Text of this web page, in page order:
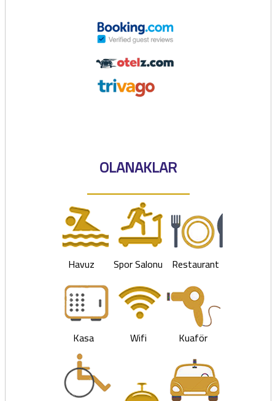
OLANAKLAR
Havuz Spor Salonu Restaurant
Kasa Wifi Kuaför